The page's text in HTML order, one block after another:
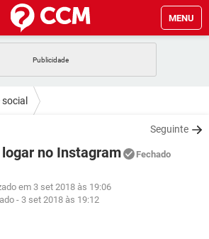
MENU
GMAIL
GMAIL
WHATSAPP
EXCEL
WHATSAPP
social
Seguinte
no Instagram Fechado
em 3 set 2018 às 19:06
- 3 set 2018 às 19:12